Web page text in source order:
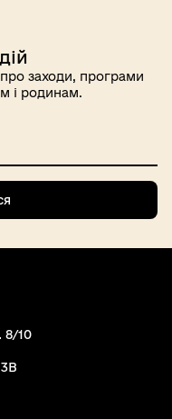
заходи, програми
і родинам.
8/10